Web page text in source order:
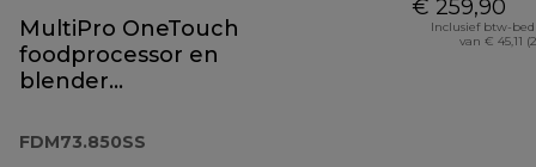
MultiPro OneTouch
foodprocessor en
blender
FDM73.850SS
€ 259,90
Inclusief btw-
van € 45,11